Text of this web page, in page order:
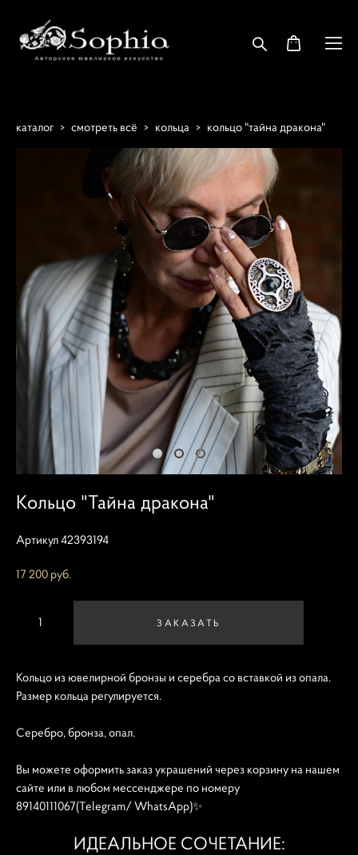
каталог > смотреть всё > кольца > кольцо "тайна дракона"
Кольцо "Тайна дракона"
Артикул 42393194
17 200 pуб.
ЗАКАЗАТЬ
Кольцо из ювелирной бронзы и серебра со вставкой из опала.
Размер кольца регулируется.
Серебро, бронза, опал.
Вы можете оформить заказ украшений через корзину на нашем
сайте или в любом мессенджере по номеру
89140111067(Telegram/ WhatsApp)✨
ИДЕАЛЬНОЕ СОЧЕТАНИЕ: